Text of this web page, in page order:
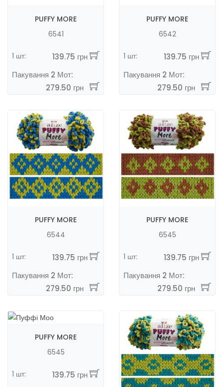
PUFFY MORE
6541
1 шт:
139.75 грн
Пакування 2 Мот:
279.50 грн
PUFFY MORE
6542
1 шт:
139.75 грн
Пакування 2 Мот:
279.50 грн
PUFFY MORE
6544
1 шт:
139.75 грн
Пакування 2 Мот:
279.50 грн
PUFFY MORE
6545
1 шт:
139.75 грн
Пакування 2 Мот:
279.50 грн
PUFFY MORE
6545
1 шт:
139.75 грн